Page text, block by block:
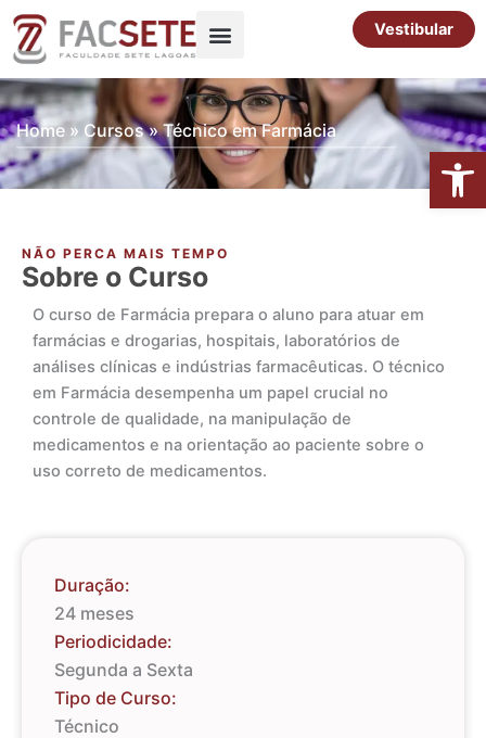
para
conteúdo
Vestibular
Home » Cursos»Técnico em Farmácia
NÃO PERCA MAIS TEMPO
Sobre o Curso
O curso de Farmácia prepara o aluno para atuar em
farmácias e drogarias, hospitais, laboratórios de
análises clínicas e indústrias farmacêuticas. O técnico
em Farmácia desempenha um papel crucial no
controle de qualidade, na manipulação de
medicamentos e na orientação ao paciente sobre o
uso correto de medicamentos.
Duração:
24 meses
Periodicidade:
Segunda a Sexta
Tipo de Curso:
Técnico
Abrir